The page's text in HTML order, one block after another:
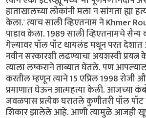
हाताखालच्या लोकांनी मला न सांगता ह्या
केला.' त्याच साली व्हिएतनाम ने Khmer
पाडाव केला. 1989 साली व्हिएतनामचे सैन्य
गेल्यावर पॉल पॉट थायलंड मधून परत
नवीन सरकारशी लढण्याचा अयशस्वी प्रयत्न
त्याला लष्कराने ताब्यात घेतले. पण
करतील म्हणून त्याने 15 एप्रिल 1998 रोजी
प्रमाणात घेऊन आत्महत्या केली. आजच्या
जवळपास प्रत्येक घरातले कुणीतरी पॉल पॉट
शिकार झालेले आहे. आणी त्यामुळे आजही खूप